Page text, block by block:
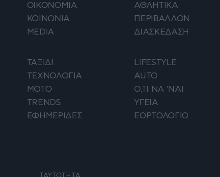
ΟΙΚΟΝΟΜΙΑ
ΑΘΛΗΤΙΚΑ
ΚΟΙΝΩΝΙΑ
ΠΕΡΙΒΑΛΛΟΝ
MEDIA
ΔΙΑΣΚΕΔΑΣΗ
ΤΑΞΙΔΙ
LIFESTYLE
ΤΕΧΝΟΛΟΓΙΑ
AUTO
ΜΟΤΟ
Ο,ΤΙ ΝΑ 'ΝΑΙ
TRENDS
ΥΓΕΙΑ
ΕΦΗΜΕΡΙΔΕΣ
ΕΟΡΤΟΛΟΓΙΟ
ΤΑΥΤΟΤΗΤΑ